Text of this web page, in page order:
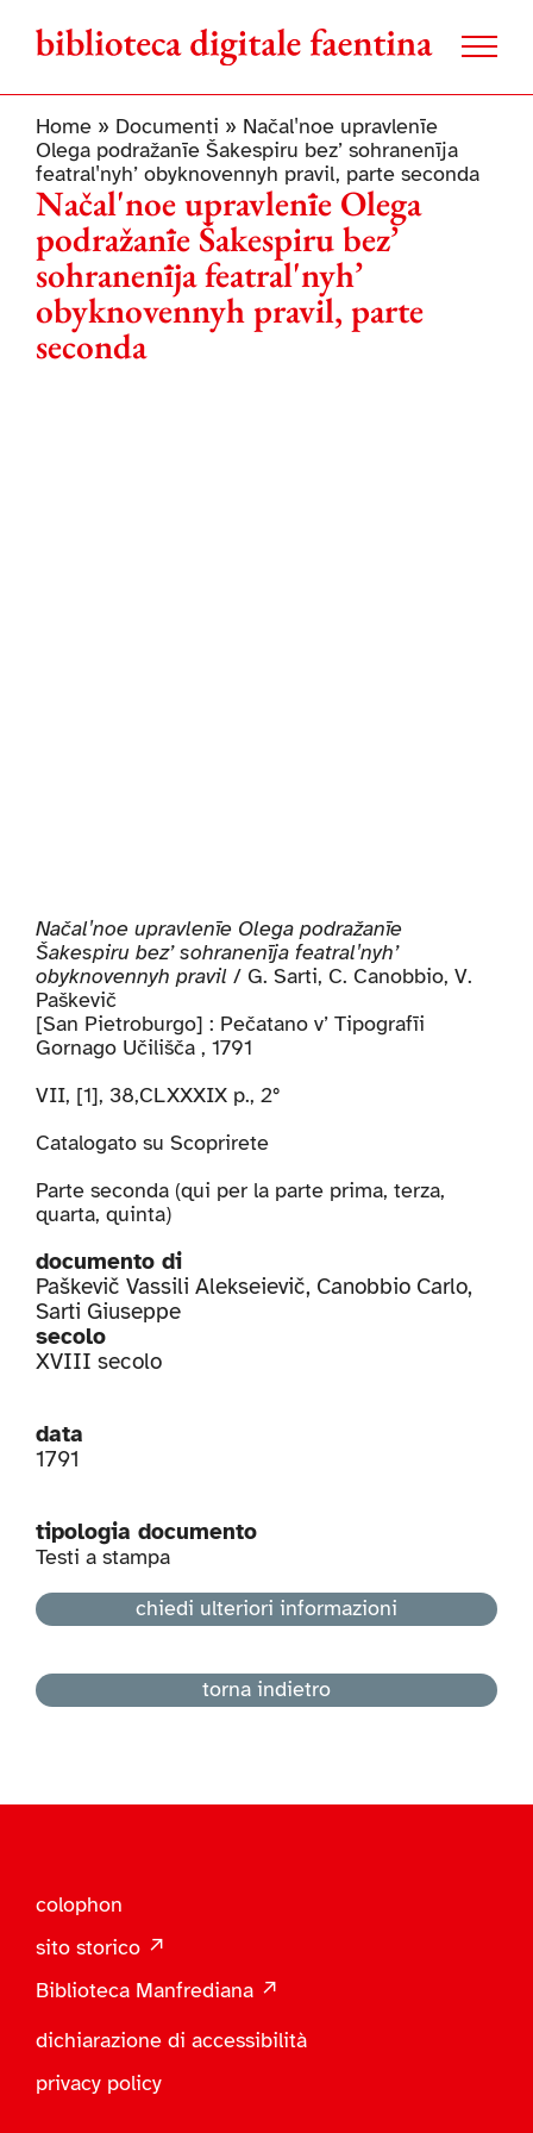
contenuto
Home» Documenti » Načalʹnoe upravlenīe
Olega podražanīe Šakespiru bez’ sohranenīja
featralʹnyh’ obyknovennyh pravil, parte seconda
Načalʹnoe upravlenīe Olega
podražanīe Šakespiru bez’
sohranenīja featralʹnyh’
obyknovennyh pravil, parte
seconda
Načalʹnoe upravlenīe Olega podražanīe
Šakespiru bez’ sohranenīja featralʹnyh’
obyknovennyh pravil/ G. Sarti, C. Canobbio, V.
Paškevič
[San Pietroburgo] : Pečatano v’ Tipografīi
Gornago Učilišča , 1791
VII, [1], 38,CLXXXIX p., 2°
Catalogato su Scoprirete
Parte seconda (qui per la parte prima, terza,
quarta, quinta)
documento di
Paškevič Vassili Alekseievič, Canobbio Carlo,
Sarti Giuseppe
secolo
XVIII secolo
data
1791
tipologia documento
Testi a stampa
chiedi ulteriori informazioni
torna indietro
colophon
sito storico ↗
Biblioteca Manfrediana ↗
dichiarazione di accessibilità
privacy policy